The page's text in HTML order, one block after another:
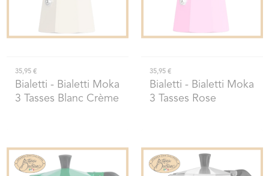
35,95 €
Bialetti - Bialetti Moka
3 Tasses Blanc Crème
35,95 €
Bialetti - Bialetti Moka
3 Tasses Rose